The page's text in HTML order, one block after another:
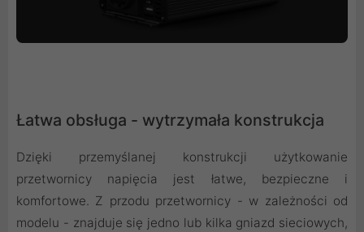
Łatwa obsługa - wytrzymała konstrukcja
Dzięki przemyślanej konstrukcji użytkowanie
przetwornicy napięcia jest łatwe, bezpieczne i
komfortowe. Z przodu przetwornicy - w zależności od
modelu - znajduje się jedno lub kilka gniazd sieciowych,